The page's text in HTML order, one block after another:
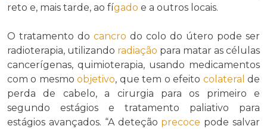
reto e, mais tarde, ao fígado e a outros locais.
O tratamento do cancro do colo do útero pode ser
radioterapia, utilizando radiação para matar as células
cancerígenas, quimioterapia, usando medicamentos
com o mesmoobjetivo, que tem o efeito colateral de
perda de cabelo, a cirurgia para os primeiro e
segundo estágios e tratamento paliativo para
estágios avançados. “A deteção precoce pode salvar